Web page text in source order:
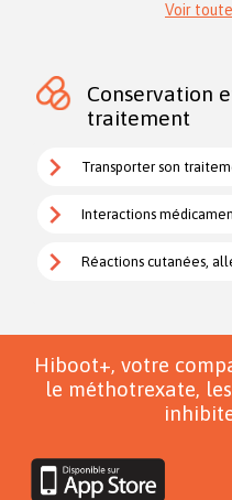
Voir
Conservation
traitement
Transporter son
Interactions
Réactions cutanées,
Hiboot+, votre
le méthotrexate,